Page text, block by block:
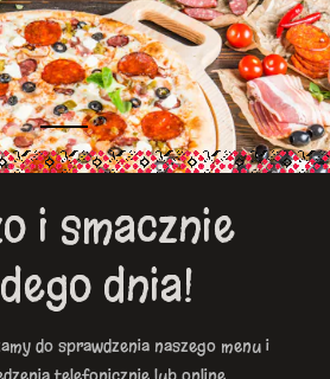
i smacznie
dnia!
do sprawdzenia naszego menu i